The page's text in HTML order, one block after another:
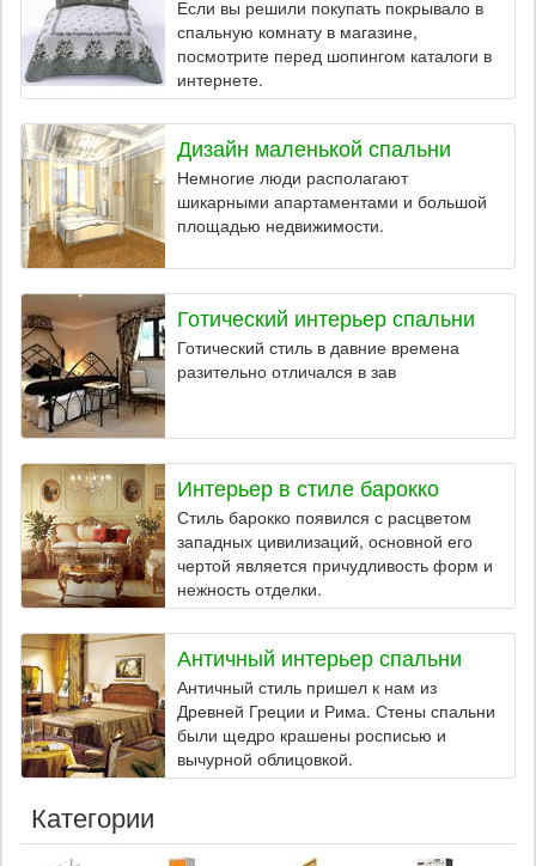
Если вы решили покупать покрывало в
спальную комнату в магазине,
посмотрите перед шопингом каталоги в
интернете.
Дизайн маленькой спальни
Немногие люди располагают
шикарными апартаментами и большой
площадью недвижимости.
Готический интерьер спальни
Готический стиль в давние времена
разительно отличался в зав
Интерьер в стиле барокко
Стиль барокко появился с расцветом
западных цивилизаций, основной его
чертой является причудливость форм и
нежность отделки.
Античный интерьер спальни
Античный стиль пришел к нам из
Древней Греции и Рима. Стены спальни
были щедро крашены росписью и
вычурной облицовкой.
Категории